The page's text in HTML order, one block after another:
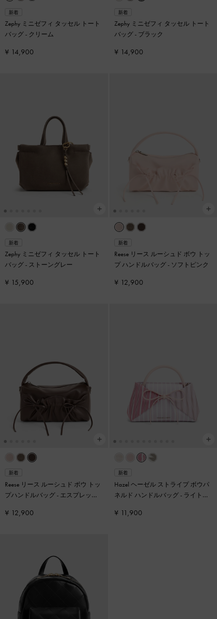
新着
Zephy ミニゼフィ タッセル トート
バッグ- クリーム
¥ 14,900
新着
Zephy ミニゼフィ タッセル トート
バッグ- ブラック
¥ 14,900
新着
Zephy ミニゼフィ タッセル トート
バッグ- ストーングレー
¥ 15,900
新着
Reese リース ルーシュド ボウ トッ
プ ハンドルバッグ- ソフトピンク
¥ 12,900
新着
Reese リース ルーシュド ボウ トッ
プハンドルバッグ- エスプレッソ
¥ 12,900
新着
Hazel ヘーゼル ストライプ ボウパ
ネルド ハンドルバッグ- ライトピ
¥ 11,900